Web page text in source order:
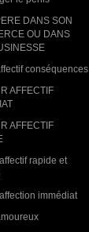
DANS SON
OU DANS
conséquences
AFFECTIF
AFFECTIF
rapide et
immédiat